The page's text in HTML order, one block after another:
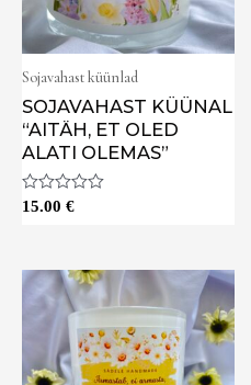
Sojavahast küünlad
SOJAVAHAST KÜÜNAL
“AITÄH, ET OLED
ALATI OLEMAS”
Hinnanguga
15.00 €